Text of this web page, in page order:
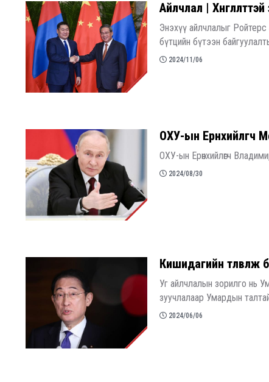
​Айлчлал | Хөнгөлөлттэй
Энэхүү айлчлалыг
бүтцийн бүтээн
2024/11/06
​ОХУ-ын Ерөнхийлөгч
ОХУ-ын Ерөнхийлөгч
2024/08/30
Кишидагийн
Уг айлчлалын зорилго нь
зуучлалаар Умардын
2024/06/06